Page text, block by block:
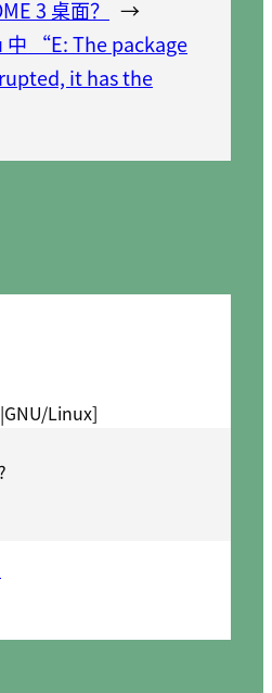
3 桌面？
→
中 “E: The package
it has the
Linux]